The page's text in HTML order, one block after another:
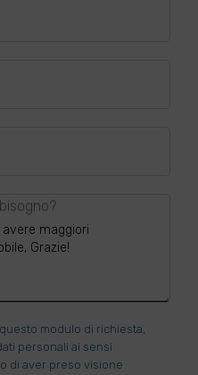
modulo di richiesta,
personali ai sensi
di aver preso visione